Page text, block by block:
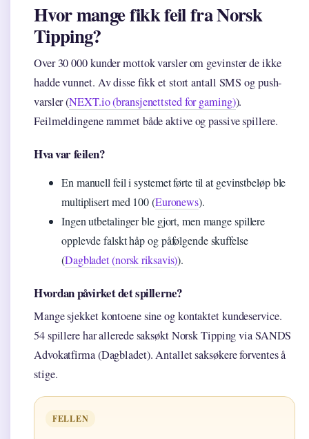
Hvor mange fikk feil fra Norsk
Tipping?
Over 30 000 kunder mottok varsler om gevinster de ikke
hadde vunnet. Av disse fikk et stort antall SMS og push-
varsler (NEXT.io (bransjenettsted for gaming)).
Feilmeldingene rammet både aktive og passive spillere.
Hva var feilen?
En manuell feil i systemet førte til at gevinstbeløp ble
multiplisert med 100 (Euronews).
Ingen utbetalinger ble gjort, men mange spillere
opplevde falskt håp og påfølgende skuffelse
(Dagbladet (norsk riksavis)).
Hvordan påvirket det spillerne?
Mange sjekket kontoene sine og kontaktet kundeservice.
54 spillere har allerede saksøkt Norsk Tipping via SANDS
Advokatfirma (Dagbladet). Antallet saksøkere forventes å
stige.
FELLEN